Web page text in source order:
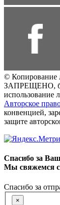
©
ЗАПРЕЩЕНО,
использование
Авторское
конвенцией,
защите
Спасибо за Ваш
Мы свяжемся
Спасибо за
×